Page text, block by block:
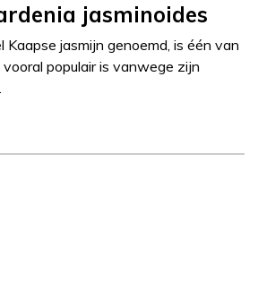
jasminoides
Kaapse jasmijn genoemd, is één van
populair is vanwege zijn